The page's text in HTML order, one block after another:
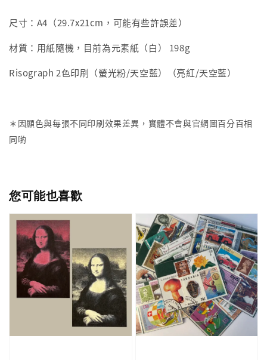
尺寸：A4（29.7x21cm，可能有些許誤差）
材質：用紙隨機，目前為元素紙（白） 198g
Risograph 2色印刷（螢光粉/天空藍）（亮紅/天空藍）
＊因顯色與每張不同印刷效果差異，實體不會與官網圖百分百相
同喲
您可能也喜歡